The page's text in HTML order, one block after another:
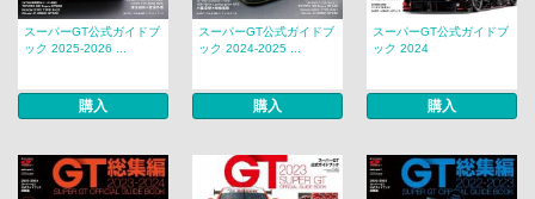
スーパーGT公式ガイドブ
ック 2025-2026 ...
購入
スーパーGT公式ガイドブ
ック 2024-2025 ...
購入
スーパーGT公式ガイドブ
ック 2024
購入